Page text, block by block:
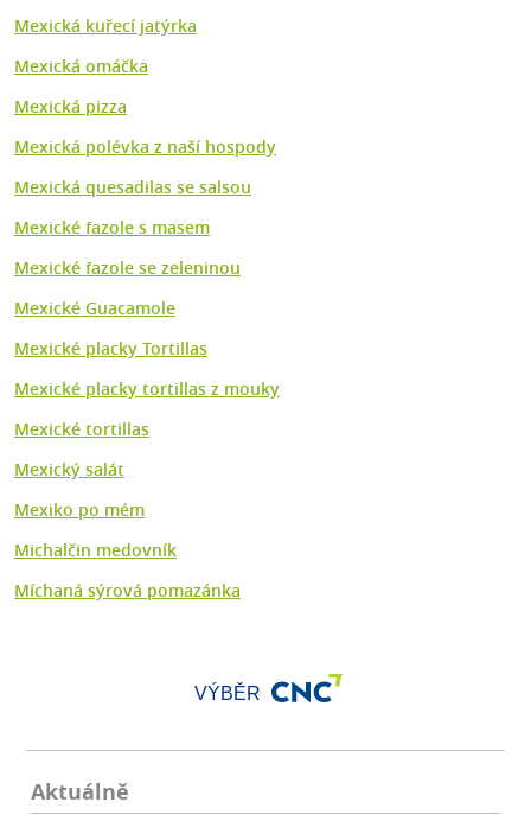
Mexická kuřecí jatýrka
Mexická omáčka
Mexická pizza
Mexická polévka z naší hospody
Mexická quesadilas se salsou
Mexické fazole s masem
Mexické fazole se zeleninou
Mexické Guacamole
Mexické placky Tortillas
Mexické placky tortillas z mouky
Mexické tortillas
Mexický salát
Mexiko po mém
Michalčin medovník
Míchaná sýrová pomazánka
VÝBĚR
Aktuálně